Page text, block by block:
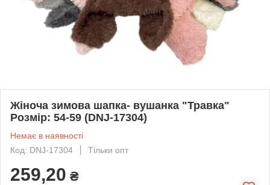
Жіноча зимова шапка- вушанка "Травка"
Розмір: 54-59 (DNJ-17304)
Немає в наявності
Код: DNJ-17304
Тільки опт
259,20 ₴